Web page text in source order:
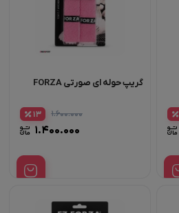
گریپ حوله ای صورتی FORZA
۱.۶۰۰.۰۰۰
۱.۴۰۰.۰۰۰
13